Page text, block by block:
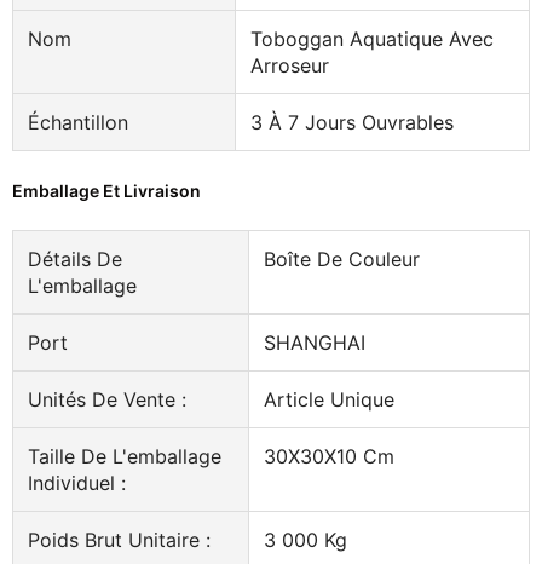
Nom
Toboggan Aquatique Avec
Arroseur
Échantillon 3 À 7 Jours Ouvrables
Emballage Et Livraison
Détails De
L'emballage
Boîte De Couleur
Port SHANGHAI
Unités De Vente : Article Unique
Taille De L'emballage
Individuel :
30X30X10 Cm
Poids Brut Unitaire : 3 000 Kg